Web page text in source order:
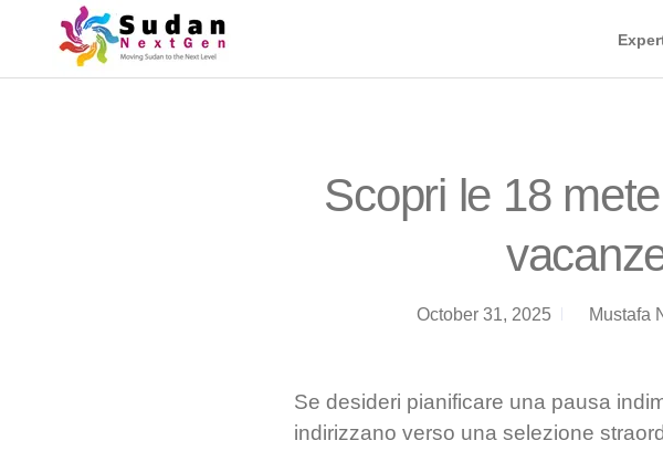
Scopri le 18
October 31, 2025 Mustafa
Se desideri pianificare una pausa
indirizzano verso una selezione